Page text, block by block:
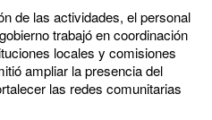
de las actividades, el personal
trabajó en coordinación
locales y comisiones
ampliar la presencia del
las redes comunitarias